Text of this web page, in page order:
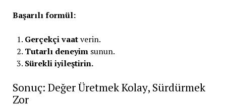
Başarılı formül:
Gerçekçi vaatverin.
Tutarlı deneyimsunun.
Sürekli iyileştirin.
Sonuç: Değer Üretmek Kolay, Sürdürmek
Zor